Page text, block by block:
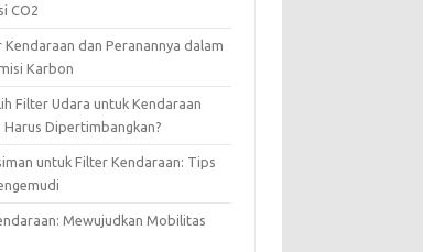
CO2
dan Peranannya dalam
Karbon
Filter Udara untuk Kendaraan
Harus Dipertimbangkan?
untuk Filter Kendaraan: Tips
Mewujudkan Mobilitas